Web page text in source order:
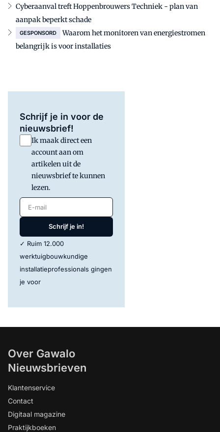
Cyberaanval treft Hoppenbrouwers Techniek - plan van
aanpak beperkt schade
GESPONSORD
Waarom het monitoren van energiestromen
belangrijk is voor installaties
Schrijf je in voor de
nieuwsbrief!
Ik maak direct een
account aan om
artikelen uit de
nieuwsbrief te kunnen
lezen.
E-mail
Schrijf je in!
✓ Ruim 12.000
werktuigbouwkundige
installatieprofessionals gingen
je voor
Over Gawalo
Nieuwsbrieven
Klantenservice
Contact
Digitaal magazine
Praktijkboeken